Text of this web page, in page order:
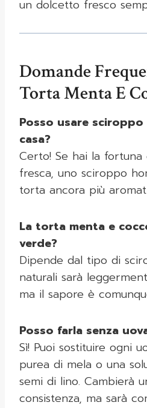
un dolcetto fresco
Domande
Torta Menta E
Posso usare
casa?
Certo! Se hai la
fresca, uno sciroppo
torta ancora più
La torta menta e
verde?
Dipende dal tipo di
naturali sarà
ma il sapore è
Posso farla senza
Sì! Puoi sostituire ogni
purea di mela o una
semi di lino. Cambierà
consistenza, ma sarà